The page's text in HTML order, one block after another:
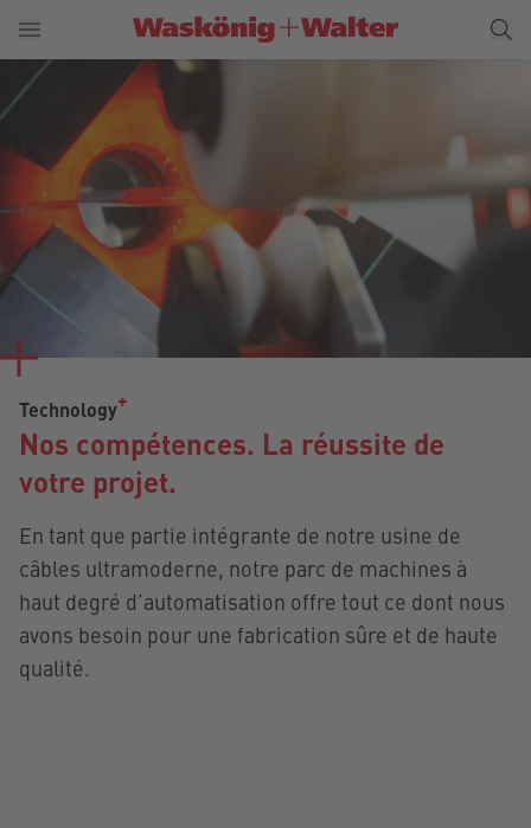
Technology
Nos compétences. La réussite de
votre projet.
En tant que partie intégrante de notre usine de
câbles ultramoderne, notre parc de machines à
haut degré d’automatisation offre tout ce dont nous
avons besoin pour une fabrication sûre et de haute
qualité.